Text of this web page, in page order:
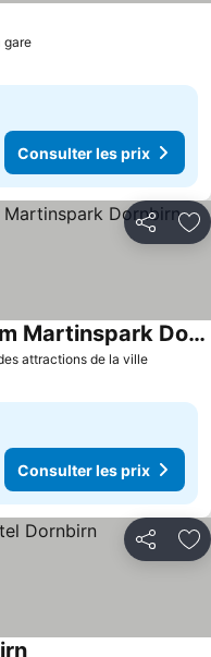
gare
Consulter les prix
Partager
attractions de la ville
Vienna House by Wyndham Martinspark Dornbirn
Consulter les prix
Partager